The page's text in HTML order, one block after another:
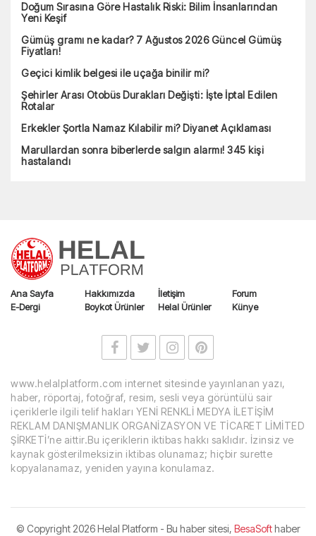
Doğum Sırasına Göre Hastalık Riski: Bilim İnsanlarından
Yeni Keşif
Gümüş gramı ne kadar? 7 Ağustos 2026 Güncel Gümüş
Fiyatları!
Geçici kimlik belgesi ile uçağa binilir mi?
Şehirler Arası Otobüs Durakları Değişti: İşte İptal Edilen
Rotalar
Erkekler Şortla Namaz Kılabilir mi? Diyanet Açıklaması
Marullardan sonra biberlerde salgın alarmı! 345 kişi
hastalandı
Ana Sayfa Hakkımızda İletişim
Forum
E-Dergi
Boykot Ürünler Helal Ürünler Künye
www.helalplatform.com internet sitesinde yayınlanan yazı,
haber, röportaj, fotoğraf, resim, sesli veya görüntülü sair
içeriklerle ilgili telif hakları YENİ RENKLİ MEDYA İLETİŞİM
REKLAM DANIŞMANLIK ORGANİZASYON VE TİCARET LİMİTED
ŞİRKETİ’ne aittir.Bu içeriklerin iktibas hakkı saklıdır. İzinsiz ve
kaynak gösterilmeksizin iktibas olunamaz; hiçbir surette
kopyalanamaz, yeniden yayına konulamaz.
© Copyright2026 Helal Platform - Bu haber sitesi, BesaSofthaber